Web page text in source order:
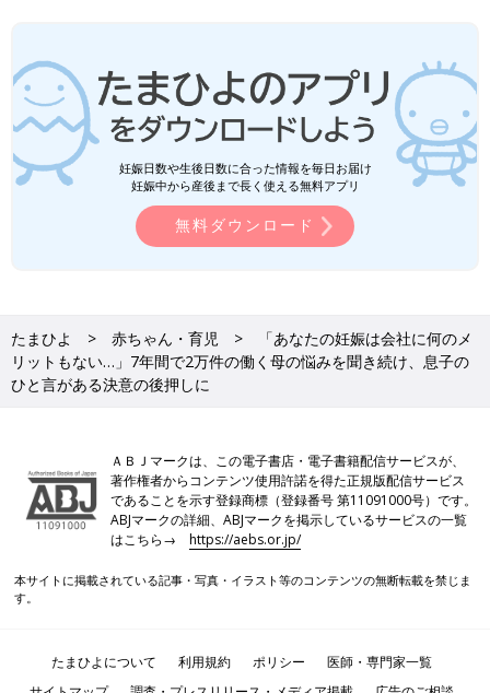
妊娠日数や生後日数に合った情報を毎日お届け
妊娠中から産後まで長く使える無料アプリ
無料ダウンロード
たまひよ 赤ちゃん・育児
「あなたの妊娠は会社に何のメ
リットもない…」7年間で2万件の働く母の悩みを聞き続け、息子の
ひと言がある決意の後押しに
ＡＢＪマークは、この電子書店・電子書籍配信サービスが、
著作権者からコンテンツ使用許諾を得た正規版配信サービス
であることを示す登録商標（登録番号 第11091000号）です。
ABJマークの詳細、ABJマークを掲示しているサービスの一覧
はこちら→https://aebs.or.jp/
本サイトに掲載されている記事・写真・イラスト等のコンテンツの無断転載を禁じま
す。
たまひよについて 利用規約 ポリシー
医師・専門家一覧